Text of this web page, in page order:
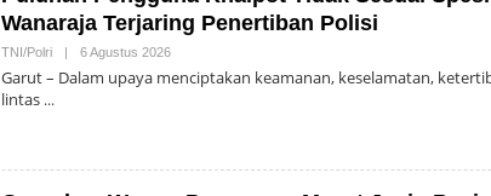
Wanaraja Terjaring Penertiban Polisi
TNI/Polri | 6 Agustus 2026Oleh
Garut – Dalam upaya menciptakan keamanan, keselamatan,
lintas